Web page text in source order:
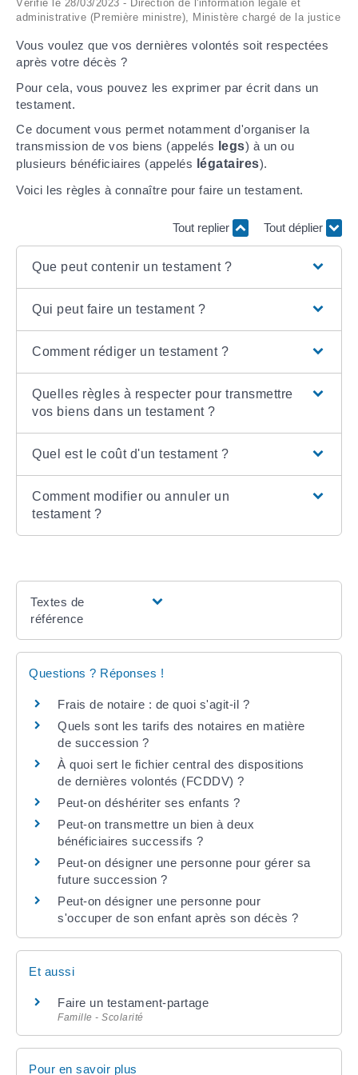
Vérifié le 28/03/2023 - Direction de l'information légale et
administrative (Première ministre), Ministère chargé de la justice
Vous voulez que vos dernières volontés soit respectées
après votre décès ?
Pour cela, vous pouvez les exprimer par écrit dans un
testament.
Ce document vous permet notamment d'organiser la
transmission de vos biens (appelés legs) à un ou
plusieurs bénéficiaires (appelés légataires).
Voici les règles à connaître pour faire un testament.
Tout replier Tout déplier
Que peut contenir un testament ?
Qui peut faire un testament ?
Comment rédiger un testament ?
Quelles règles à respecter pour transmettre
vos biens dans un testament ?
Quel est le coût d'un testament ?
Comment modifier ou annuler un
testament ?
Textes de
référence
Questions ? Réponses !
Frais de notaire : de quoi s'agit-il ?
Quels sont les tarifs des notaires en matière
de succession ?
À quoi sert le fichier central des dispositions
de dernières volontés (FCDDV) ?
Peut-on déshériter ses enfants ?
Peut-on transmettre un bien à deux
bénéficiaires successifs ?
Peut-on désigner une personne pour gérer sa
future succession ?
Peut-on désigner une personne pour
s'occuper de son enfant après son décès ?
Et aussi
Faire un testament-partage
Famille - Scolarité
Pour en savoir plus